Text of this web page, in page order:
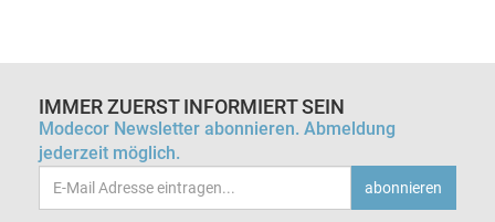
IMMER ZUERST INFORMIERT SEIN
Modecor Newsletter abonnieren. Abmeldung
jederzeit möglich.
Email-
Adresse
abonnieren